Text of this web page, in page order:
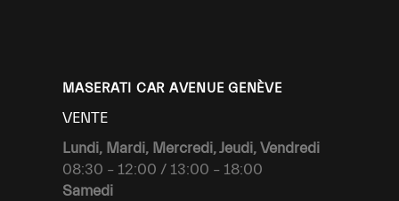
MASERATI CAR AVENUE GENÈVE
VENTE
Lundi, Mardi, Mercredi, Jeudi, Vendredi
08:30 – 12:00 / 13:00 – 18:00
Samedi